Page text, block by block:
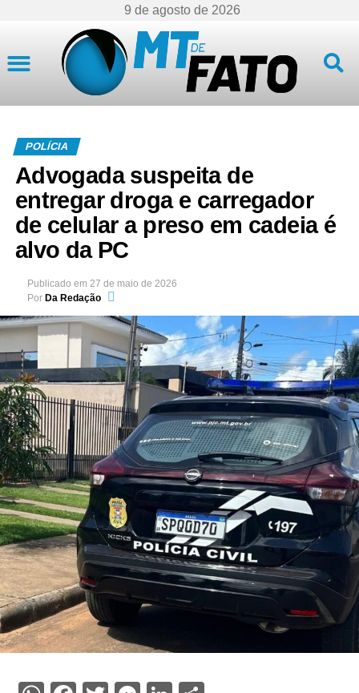
9 de agosto de 2026
POLÍCIA
Advogada suspeita de
entregar droga e carregador
de celular a preso em cadeia é
alvo da PC
Publicado em 27 de maio de 2026
Por Da Redação